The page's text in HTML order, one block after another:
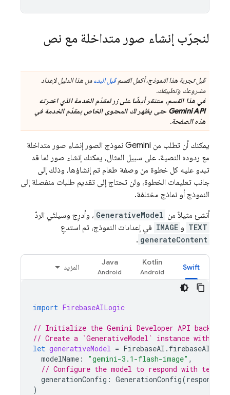
لنجرّب إنشاء صور متداخلة مع نص
قبل تجربة هذا النموذج، أكمل القسمقبل البدءمن هذا الدليل لإعداد
مشروعك وتطبيقك.
في هذا القسم، ستنقر أيضًا على زر لمقدّم الخدمة الذي اخترته
Gemini API حتى يظهر لك المحتوى الخاص بمقدّم الخدمة في
هذه الصفحة.
يمكنك أن تطلب من Gemini نموذج الصور إنشاء صور متداخلة
مع ردوده النصية. على سبيل المثال، يمكنك إنشاء صور لما قد
تبدو عليه كل خطوة من وصفة طعام تم إنشاؤها، وذلك إلى
جانب تعليمات الخطوة، ولن تحتاج إلى تقديم طلبات منفصلة إلى
النموذج أو نماذج مختلفة.
أنشئ مثيلاً من GenerativeModel ، وأدرِج وسيلتَي الردّ
TEXT و IMAGE في إعدادات النموذج، ثم استدعِ
generateContent
.
Swift
Kotlin
Java
المزيد
import FirebaseAILogic
// Initialize the Gemini Developer API backend
// Create a `GenerativeModel` instance with a
let generativeModel = FirebaseAI . firebaseAI
modelName : "gemini-3.1-flash-image" ,
// Configure the model to respond with text
generationConfig : GenerationConfig(
)